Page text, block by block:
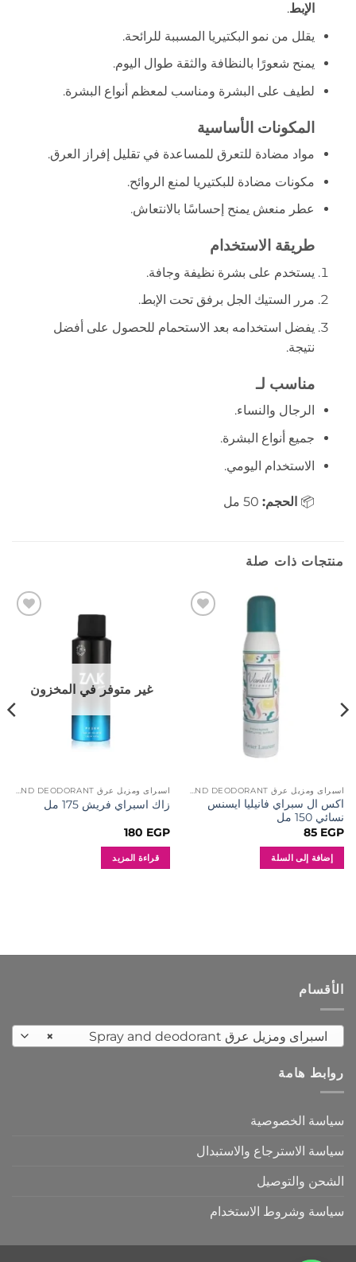
الإبط.
يقلل من نمو البكتيريا المسببة للرائحة.
يمنح شعورًا بالنظافة والثقة طوال اليوم.
لطيف على البشرة ومناسب لمعظم أنواع البشرة.
المكونات الأساسية
مواد مضادة للتعرق للمساعدة في تقليل إفراز العرق.
مكونات مضادة للبكتيريا لمنع الروائح.
عطر منعش يمنح إحساسًا بالانتعاش.
طريقة الاستخدام
يستخدم على بشرة نظيفة وجافة.
مرر الستيك الجل برفق تحت الإبط.
يفضل استخدامه بعد الاستحمام للحصول على أفضل
نتيجة.
مناسب لـ
الرجال والنساء.
جميع أنواع البشرة.
الاستخدام اليومي.
📦 الحجم:50 مل
منتجات ذات صلة
اسبراى ومزيل عرق SPRAY AND DEODORANT
اكس ال سبراي فانيليا ايسنس
نسائي 150 مل
85 EGP
إضافة إلى السلة
غير متوفر في المخزون
اسبراى ومزيل عرق SPRAY AND DEODORANT
زاك اسبراي فريش 175 مل
180 EGP
قراءة المزيد
الأقسام
× اسبراى ومزيل عرق Spray and deodorant
روابط هامة
سياسة الخصوصية
سياسة الاسترجاع والاستبدال
الشحن والتوصيل
سياسة وشروط الاستخدام